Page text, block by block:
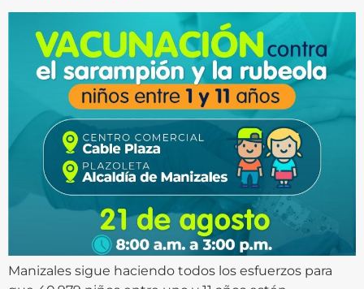
Manizales sigue haciendo todos los esfuerzos para